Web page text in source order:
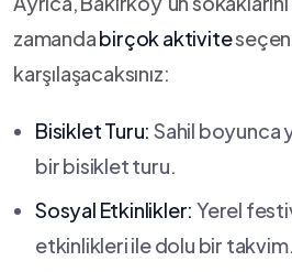
zamandabirçok aktivite
karşılaşacaksınız:
Bisiklet Turu: Sahil ​boyunca
bir bisiklet ‍turu.
Sosyal Etkinlikler: ​Yerel​
etkinlikleri ile dolu​ bir takvim.